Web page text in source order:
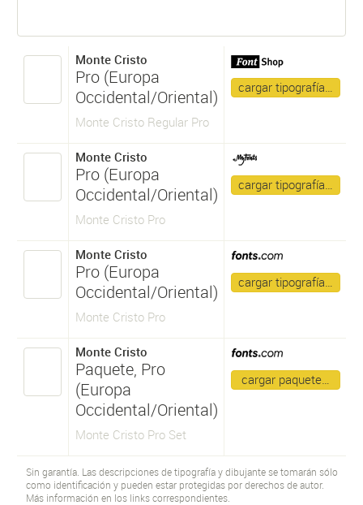
Monte Cristo
Pro (Europa
Occidental/Oriental)
Monte Cristo Regular Pro
cargar tipografía…
Monte Cristo
Pro (Europa
Occidental/Oriental)
Monte Cristo Pro
cargar tipografía…
Monte Cristo
Pro (Europa
Occidental/Oriental)
Monte Cristo Pro
cargar tipografía…
Monte Cristo
Paquete, Pro
(Europa
Occidental/Oriental)
Monte Cristo Pro Set
cargar paquete…
Sin garantía. Las descripciones de tipografía y dibujante se tomarán sólo
como identificación y pueden estar protegidas por derechos de autor.
Más información en los links correspondientes.